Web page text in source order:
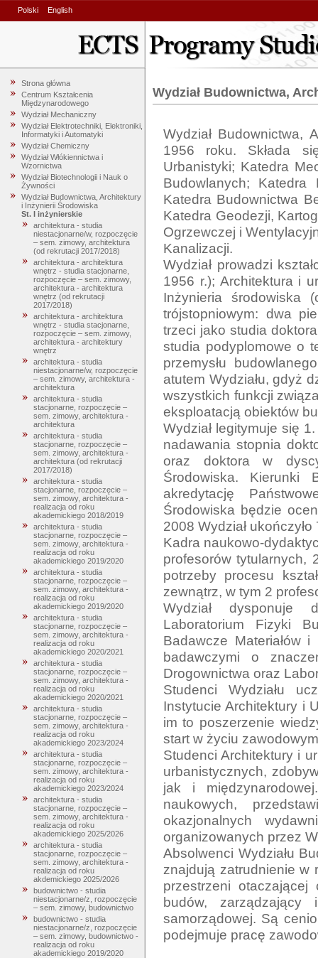
Polski English
Strona główna
Centrum Kształcenia
Międzynarodowego
Wydział Mechaniczny
Wydział Elektrotechniki, Elektroniki,
Informatyki i Automatyki
Wydział Chemiczny
Wydział Włókiennictwa i
Wzornictwa
Wydział Biotechnologii i Nauk o
Żywności
Wydział Budownictwa, Architektury
i Inżynierii Środowiska
St. I inżynierskie
architektura - studia
niestacjonarne/w, rozpoczęcie
– sem. zimowy, architektura
(od rekrutacji 2017/2018)
architektura - architektura
wnętrz - studia stacjonarne,
rozpoczęcie – sem. zimowy,
architektura - architektura
wnętrz (od rekrutacji
2017/2018)
architektura - architektura
wnętrz - studia stacjonarne,
rozpoczęcie – sem. zimowy,
architektura - architektury
wnętrz
architektura - studia
niestacjonarne/w, rozpoczęcie
– sem. zimowy, architektura -
architektura
architektura - studia
stacjonarne, rozpoczęcie –
sem. zimowy, architektura -
architektura
architektura - studia
stacjonarne, rozpoczęcie –
sem. zimowy, architektura -
architektura (od rekrutacji
2017/2018)
architektura - studia
stacjonarne, rozpoczęcie –
sem. zimowy, architektura -
realizacja od roku
akademickiego 2018/2019
architektura - studia
stacjonarne, rozpoczęcie –
sem. zimowy, architektura -
realizacja od roku
akademickiego 2019/2020
architektura - studia
stacjonarne, rozpoczęcie –
sem. zimowy, architektura -
realizacja od roku
akademickiego 2019/2020
architektura - studia
stacjonarne, rozpoczęcie –
sem. zimowy, architektura -
realizacja od roku
akademickiego 2020/2021
architektura - studia
stacjonarne, rozpoczęcie –
sem. zimowy, architektura -
realizacja od roku
akademickiego 2020/2021
architektura - studia
stacjonarne, rozpoczęcie –
sem. zimowy, architektura -
realizacja od roku
akademickiego 2023/2024
architektura - studia
stacjonarne, rozpoczęcie –
sem. zimowy, architektura -
realizacja od roku
akademickiego 2023/2024
architektura - studia
stacjonarne, rozpoczęcie –
sem. zimowy, architektura -
realizacja od roku
akademickiego 2025/2026
architektura - studia
stacjonarne, rozpoczęcie –
sem. zimowy, architektura -
realizacja od roku
akdemickiego 2025/2026
budownictwo - studia
niestacjonarne/z, rozpoczęcie
– sem. zimowy, budownictwo
budownictwo - studia
niestacjonarne/z, rozpoczęcie
– sem. zimowy, budownictwo -
realizacja od roku
akademickiego 2019/2020
Wydział Budownictwa,
Wydział Budownictwa,
1956 roku. Składa
Urbanistyki; Katedra
Budowlanych; Katedra
Katedra Budownictwa
Katedra Geodezji,
Ogrzewczej i
Kanalizacji.
Wydział prowadzi
1956 r.); Architektura i
Inżynieria środowiska
trójstopniowym: dwa
trzeci jako studia
studia podyplomowe o
przemysłu
atutem Wydziału, gdyż
wszystkich funkcji
eksploatacją obiektów
Wydział legitymuje się
nadawania stopnia
oraz doktora w
Środowiska. Kierunki
akredytację
Środowiska będzie
2008 Wydział
Kadra naukowo-
profesorów tytularnych,
potrzeby procesu
zewnątrz, w tym 2
Wydział dysponuje
Laboratorium Fizyki
Badawcze Materiałów
badawczymi o
Drogownictwa oraz
Studenci Wydziału
Instytucie Architektury i
im to poszerzenie
start w życiu
Studenci Architektury i
urbanistycznych,
jak i
naukowych,
okazjonalnych
organizowanych przez
Absolwenci Wydziału
znajdują zatrudnienie w
przestrzeni
budów, zarządzający
samorządowej. Są